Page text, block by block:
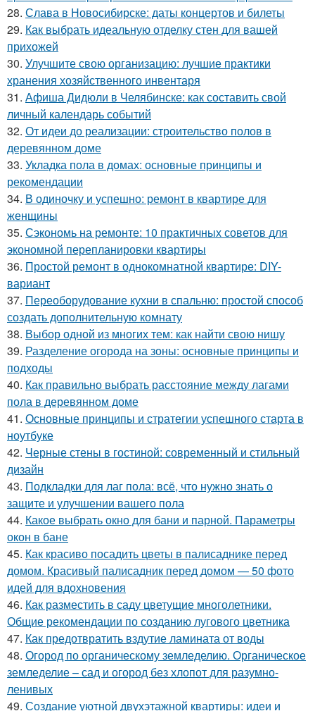
28. Слава в Новосибирске: даты концертов и билеты
29. Как выбрать идеальную отделку стен для вашей
прихожей
30. Улучшите свою организацию: лучшие практики
хранения хозяйственного инвентаря
31. Афиша Дидюли в Челябинске: как составить свой
личный календарь событий
32. От идеи до реализации: строительство полов в
деревянном доме
33. Укладка пола в домах: основные принципы и
рекомендации
34. В одиночку и успешно: ремонт в квартире для
женщины
35. Сэкономь на ремонте: 10 практичных советов для
экономной перепланировки квартиры
36. Простой ремонт в однокомнатной квартире: DIY-
вариант
37. Переоборудование кухни в спальню: простой способ
создать дополнительную комнату
38. Выбор одной из многих тем: как найти свою нишу
39. Разделение огорода на зоны: основные принципы и
подходы
40. Как правильно выбрать расстояние между лагами
пола в деревянном доме
41. Основные принципы и стратегии успешного старта в
ноутбуке
42. Черные стены в гостиной: современный и стильный
дизайн
43. Подкладки для лаг пола: всё, что нужно знать о
защите и улучшении вашего пола
44. Какое выбрать окно для бани и парной. Параметры
окон в бане
45. Как красиво посадить цветы в палисаднике перед
домом. Красивый палисадник перед домом — 50 фото
идей для вдохновения
46. Как разместить в саду цветущие многолетники.
Общие рекомендации по созданию лугового цветника
47. Как предотвратить вздутие ламината от воды
48. Огород по органическому земледелию. Органическое
земледелие – сад и огород без хлопот для разумно-
ленивых
49. Создание уютной двухэтажной квартиры: идеи и